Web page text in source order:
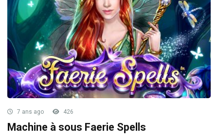
7 ans ago 426
Machine à sous Faerie Spells